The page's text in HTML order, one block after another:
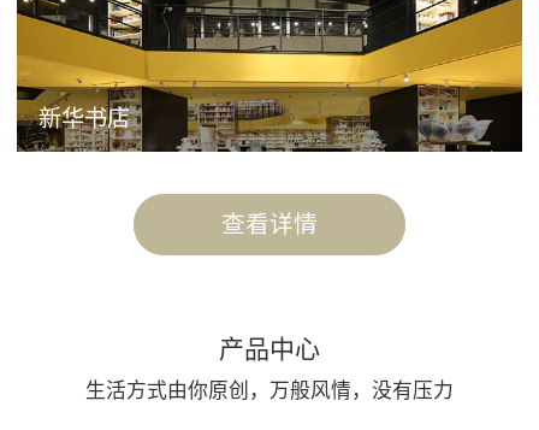
新华书店
查看详情
产品中心
生活方式由你原创，万般风情，没有压力